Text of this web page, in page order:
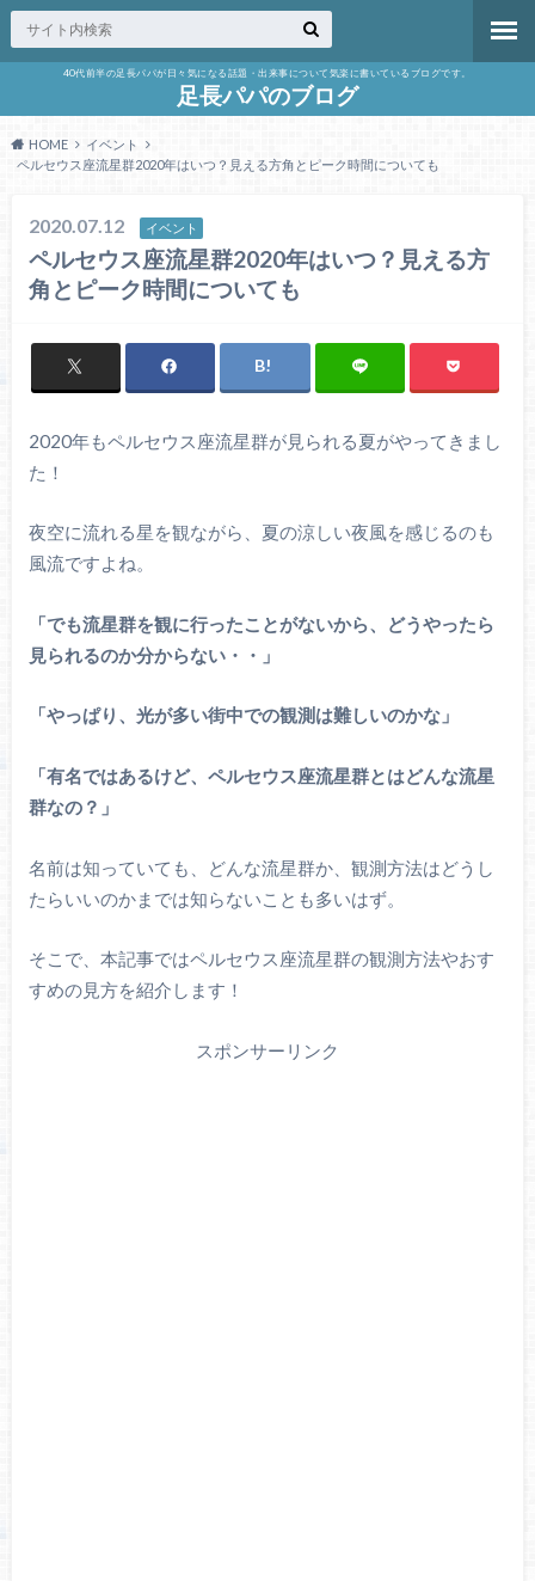
40代前半の足長パパが日々気になる話題・出来事について気楽に書いているブログです。
足長パパのブログ
HOME
イベント
ペルセウス座流星群2020年はいつ？見える方角とピーク時間についても
2020.07.12 イベント
ペルセウス座流星群2020年はいつ？見える方
角とピーク時間についても
2020年もペルセウス座流星群が見られる夏がやってきまし
た！
夜空に流れる星を観ながら、夏の涼しい夜風を感じるのも
風流ですよね。
「でも流星群を観に行ったことがないから、どうやったら
見られるのか分からない・・」
「やっぱり、光が多い街中での観測は難しいのかな」
「有名ではあるけど、ペルセウス座流星群とはどんな流星
群なの？」
名前は知っていても、どんな流星群か、観測方法はどうし
たらいいのかまでは知らないことも多いはず。
そこで、本記事ではペルセウス座流星群の観測方法やおす
すめの見方を紹介します！
スポンサーリンク